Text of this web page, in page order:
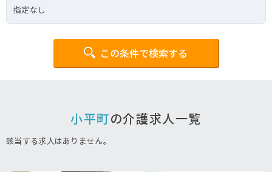
指定なし
この条件で検索する
小平町の介護求人一覧
該当する求人はありません。